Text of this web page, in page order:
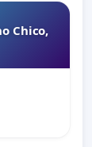
Chico,